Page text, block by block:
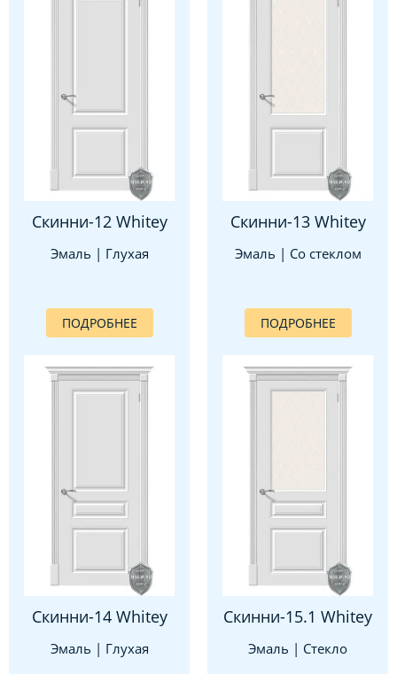
Скинни-12 Whitey
Эмаль | Глухая
ПОДРОБНЕЕ
Скинни-13 Whitey
Эмаль | Со стеклом
ПОДРОБНЕЕ
Скинни-14 Whitey
Эмаль | Глухая
Скинни-15.1 Whitey
Эмаль | Стекло